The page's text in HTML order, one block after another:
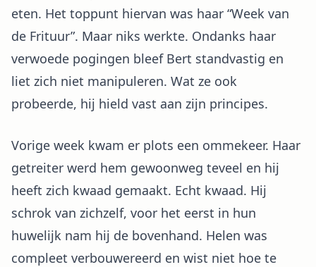
eten. Het toppunt hiervan was haar “Week van
de Frituur”. Maar niks werkte. Ondanks haar
verwoede pogingen bleef Bert standvastig en
liet zich niet manipuleren. Wat ze ook
probeerde, hij hield vast aan zijn principes.
Vorige week kwam er plots een ommekeer. Haar
getreiter werd hem gewoonweg teveel en hij
heeft zich kwaad gemaakt. Echt kwaad. Hij
schrok van zichzelf, voor het eerst in hun
huwelijk nam hij de bovenhand. Helen was
compleet verbouwereerd en wist niet hoe te